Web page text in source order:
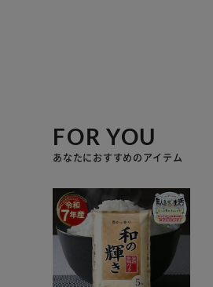
FOR YOU
あなたにおすすめのアイテム